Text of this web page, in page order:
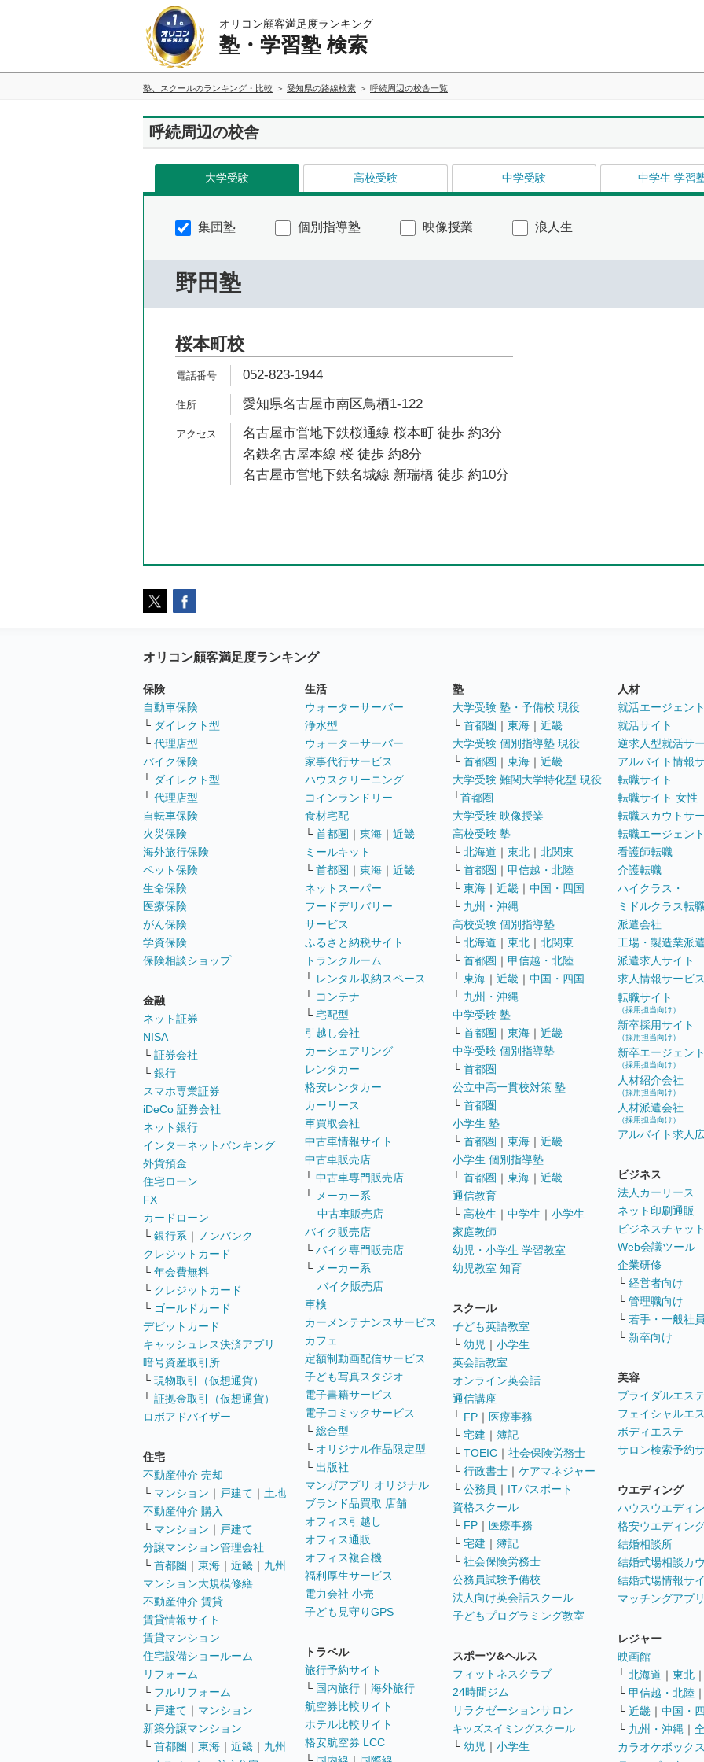
オリコン顧客満足度ランキング
塾・学習塾 検索
塾、スクールのランキング・比較 愛知県の路線検索 呼続周辺の校舎一覧
呼続周辺の校舎
大学受験 高校受験 中学受験 中学生 学習
集団塾 個別指導塾 映像授業 浪人生
野田塾
桜本町校
052-823-1944
愛知県名古屋市南区鳥栖1-122
名古屋市営地下鉄桜通線 桜本町 徒歩 約3分
名鉄名古屋本線 桜 徒歩 約8分
名古屋市営地下鉄名城線 新瑞橋 徒歩 約10分
オリコン顧客満足度ランキング
保険
自動車保険
└ ダイレクト型
└ 代理店型
バイク保険
└ ダイレクト型
└ 代理店型
自転車保険
火災保険
海外旅行保険
ペット保険
生命保険
医療保険
がん保険
学資保険
保険相談ショップ
金融
ネット証券
NISA
└ 証券会社
└ 銀行
スマホ専業証券
iDeCo 証券会社
ネット銀行
インターネットバンキング
外貨預金
住宅ローン
FX
カードローン
└ 銀行系 ｜
ノンバンク
クレジットカード
└ 年会費無料
└ クレジットカード
└ ゴールドカード
デビットカード
キャッシュレス決済アプリ
暗号資産取引所
└ 現物取引（仮想通貨）
└ 証拠金取引（仮想通貨）
ロボアドバイザー
住宅
不動産仲介 売却
└ マンション ｜ 戸建て ｜ 土地
不動産仲介 購入
└ マンション ｜ 戸建て
分譲マンション管理会社
└ 首都圏 ｜ 東海 ｜ 近畿 ｜ 九州
マンション大規模修繕
不動産仲介 賃貸
賃貸情報サイト
賃貸マンション
住宅設備ショールーム
リフォーム
└ フルリフォーム
└ 戸建て ｜ マンション
新築分譲マンション
└ 首都圏 ｜ 東海 ｜ 近畿 ｜ 九州
生活
ウォーターサーバー
浄水型
ウォーターサーバー
家事代行サービス
ハウスクリーニング
コインランドリー
食材宅配
└ 首都圏 ｜ 東海 ｜ 近畿
ミールキット
└ 首都圏 ｜ 東海 ｜ 近畿
ネットスーパー
フードデリバリー
サービス
ふるさと納税サイト
トランクルーム
└ レンタル収納スペース
└ コンテナ
└ 宅配型
引越し会社
カーシェアリング
レンタカー
格安レンタカー
カーリース
車買取会社
中古車情報サイト
中古車販売店
└ 中古車専門販売店
└ メーカー系
中古車販売店
バイク販売店
└ バイク専門販売店
└ メーカー系
バイク販売店
車検
カーメンテナンスサービス
カフェ
定額制動画配信サービス
子ども写真スタジオ
電子書籍サービス
電子コミックサービス
└ 総合型
└ オリジナル作品限定型
└ 出版社
マンガアプリ オリジナル
ブランド品買取 店舗
オフィス引越し
オフィス通販
オフィス複合機
福利厚生サービス
電力会社 小売
子ども見守りGPS
トラベル
旅行予約サイト
└ 国内旅行 ｜ 海外旅行
航空券比較サイト
ホテル比較サイト
格安航空券 LCC
塾
大学受験 塾・予備校 現役
└ 首都圏 ｜ 東海 ｜ 近畿
大学受験 個別指導塾 現役
└ 首都圏 ｜ 東海 ｜ 近畿
大学受験 難関大学特化型 現役
└首都圏
大学受験 映像授業
高校受験 塾
└ 北海道 ｜ 東北 ｜ 北関東
└ 首都圏 ｜ 甲信越・北陸
└ 東海 ｜ 近畿 ｜ 中国・四国
└ 九州・沖縄
高校受験 個別指導塾
└ 北海道 ｜ 東北 ｜ 北関東
└ 首都圏 ｜ 甲信越・北陸
└ 東海 ｜ 近畿 ｜ 中国・四国
└ 九州・沖縄
中学受験 塾
└ 首都圏 ｜ 東海 ｜ 近畿
中学受験 個別指導塾
└ 首都圏
公立中高一貫校対策 塾
└ 首都圏
小学生 塾
└ 首都圏 ｜ 東海 ｜ 近畿
小学生 個別指導塾
└ 首都圏 ｜ 東海 ｜ 近畿
通信教育
└ 高校生 ｜ 中学生 ｜ 小学生
家庭教師
幼児・小学生 学習教室
幼児教室 知育
スクール
子ども英語教室
└ 幼児 ｜ 小学生
英会話教室
オンライン英会話
通信講座
└ FP ｜ 医療事務
└ 宅建 ｜ 簿記
└ TOEIC ｜ 社会保険労務士
└ 行政書士 ｜ ケアマネジャー
└ 公務員 ｜ ITパスポート
資格スクール
└ FP ｜ 医療事務
└ 宅建 ｜ 簿記
└ 社会保険労務士
公務員試験予備校
法人向け英会話スクール
子どもプログラミング教室
スポーツ&ヘルス
フィットネスクラブ
24時間ジム
リラクゼーションサロン
キッズスイミングスクール
└ 幼児 ｜ 小学生
人材
就活エージェン
就活サイト
逆求人型就活サ
アルバイト情報
転職サイト
転職サイト 女性
転職スカウトサ
転職エージェン
看護師転職
介護転職
ハイクラス・
ミドルクラス転
派遣会社
工場・製造業派
派遣求人サイト
求人情報サービ
転職サイト
（採用担当向け）
新卒採用サイト
（採用担当向け）
新卒エージェン
（採用担当向け）
人材紹介会社
（採用担当向け）
人材派遣会社
（採用担当向け）
アルバイト求人
ビジネス
法人カーリース
ネット印刷通販
ビジネスチャッ
Web会議ツール
企業研修
└ 経営者向け
└ 管理職向け
└ 若手・一般社
└ 新卒向け
美容
ブライダルエス
フェイシャルエ
ボディエステ
サロン検索予約
ウエディング
ハウスウエディ
格安ウエディン
結婚相談所
結婚式場相談カ
結婚式場情報サ
マッチングアプ
レジャー
映画館
└ 北海道 ｜ 東北
└ 甲信越・北陸
└ 近畿 ｜ 中国・
└ 九州・沖縄 ｜
カラオケボック